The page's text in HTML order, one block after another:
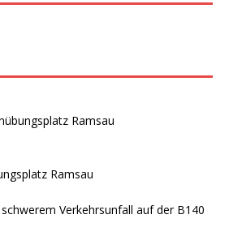
Ramsau
Ramsau
Verkehrsunfall auf der B140